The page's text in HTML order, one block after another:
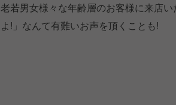
老若男女様々な年齢層のお客様に来店
よ!」なんて有難いお声を頂くことも!